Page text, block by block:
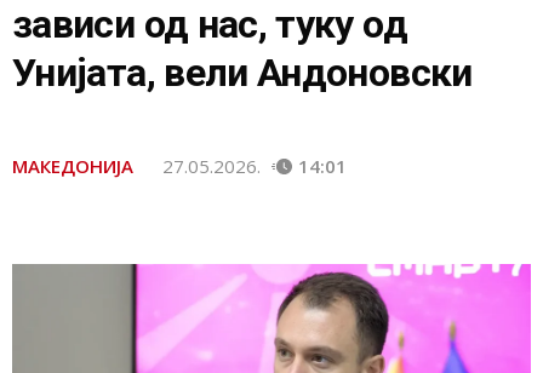
зависи од нас, туку од
Унијата, вели Андоновски
МАКЕДОНИЈА 27.05.2026. 14:01